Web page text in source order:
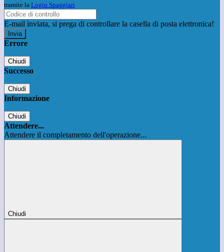
tramite la Login Spaggiari
E-mail inviata, si prega di controllare la casella di posta elettronica!
Errore
Chiudi
Successo
Chiudi
Informazione
Chiudi
Attendere...
Attendere il completamento dell'operazione...
Chiudi